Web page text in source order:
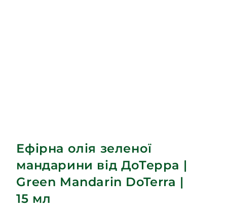
Ефірна олія зеленої
мандарини від ДоТерра |
Green Mandarin DoTerra |
15 мл